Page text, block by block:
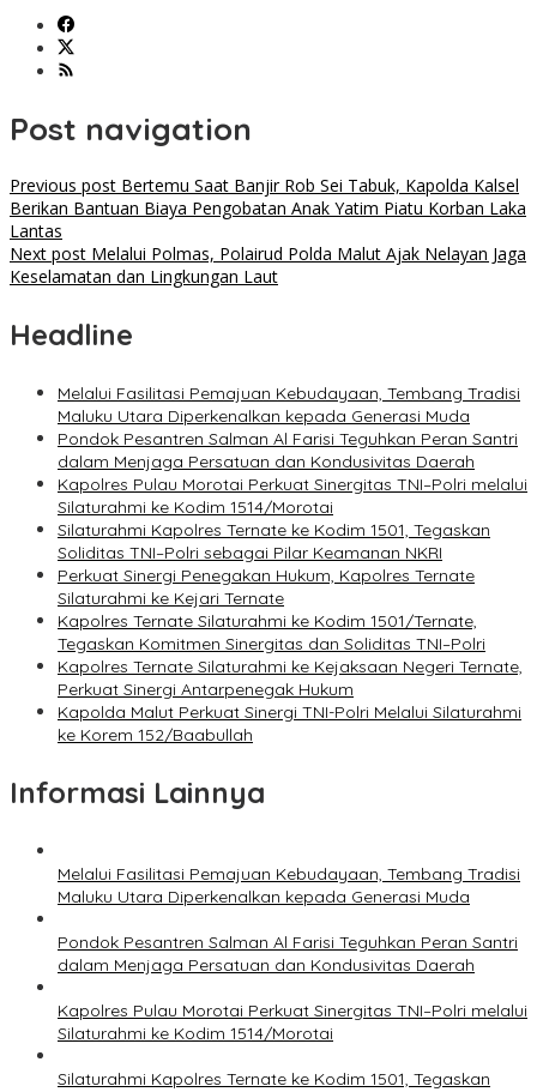
Post navigation
Previous post Bertemu Saat Banjir Rob Sei Tabuk, Kapolda Kalsel
Berikan Bantuan Biaya Pengobatan Anak Yatim Piatu Korban Laka
Lantas
Next post Melalui Polmas, Polairud Polda Malut Ajak Nelayan Jaga
Keselamatan dan Lingkungan Laut
Headline
Melalui Fasilitasi Pemajuan Kebudayaan, Tembang Tradisi
Maluku Utara Diperkenalkan kepada Generasi Muda
Pondok Pesantren Salman Al Farisi Teguhkan Peran Santri
dalam Menjaga Persatuan dan Kondusivitas Daerah
Kapolres Pulau Morotai Perkuat Sinergitas TNI–Polri melalui
Silaturahmi ke Kodim 1514/Morotai
Silaturahmi Kapolres Ternate ke Kodim 1501, Tegaskan
Soliditas TNI–Polri sebagai Pilar Keamanan NKRI
Perkuat Sinergi Penegakan Hukum, Kapolres Ternate
Silaturahmi ke Kejari Ternate
Kapolres Ternate Silaturahmi ke Kodim 1501/Ternate,
Tegaskan Komitmen Sinergitas dan Soliditas TNI–Polri
Kapolres Ternate Silaturahmi ke Kejaksaan Negeri Ternate,
Perkuat Sinergi Antarpenegak Hukum
Kapolda Malut Perkuat Sinergi TNI-Polri Melalui Silaturahmi
ke Korem 152/Baabullah
Informasi Lainnya
Melalui Fasilitasi Pemajuan Kebudayaan, Tembang Tradisi
Maluku Utara Diperkenalkan kepada Generasi Muda
Pondok Pesantren Salman Al Farisi Teguhkan Peran Santri
dalam Menjaga Persatuan dan Kondusivitas Daerah
Kapolres Pulau Morotai Perkuat Sinergitas TNI–Polri melalui
Silaturahmi ke Kodim 1514/Morotai
Silaturahmi Kapolres Ternate ke Kodim 1501, Tegaskan